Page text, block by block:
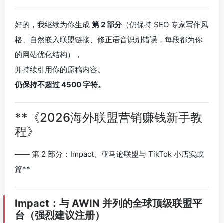
好的，我继续为你生成 第 2 部分（仍保持 SEO 专家写作风
格、自然嵌入联盟链接、修正语音识别错误，每段都为你
的网站优化结构），
并持续引用你的原稿内容。
仍保持不超过 4500 字符。
**《2026海外联盟营销赚钱新手教
程》
—— 第 2 部分：Impact、亚马逊联盟与 TikTok 小店实战
篇**
Impact：与 AWIN 并列的全球顶级联盟平
台（强烈建议注册）